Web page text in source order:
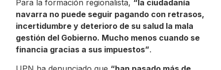
Para la formación regionalista, “la ciudadanía
navarra no puede seguir pagando con retrasos,
incertidumbre y deterioro de su salud la mala
gestión del Gobierno. Mucho menos cuando se
financia gracias a sus impuestos”.